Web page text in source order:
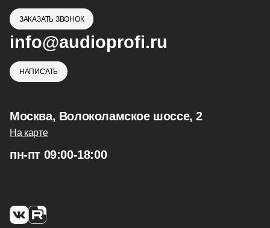
ЗАКАЗАТЬ ЗВОНОК
info@audioprofi.ru
НАПИСАТЬ
Москва, Волоколамское шоссе, 2
На карте
пн-пт 09:00-18:00